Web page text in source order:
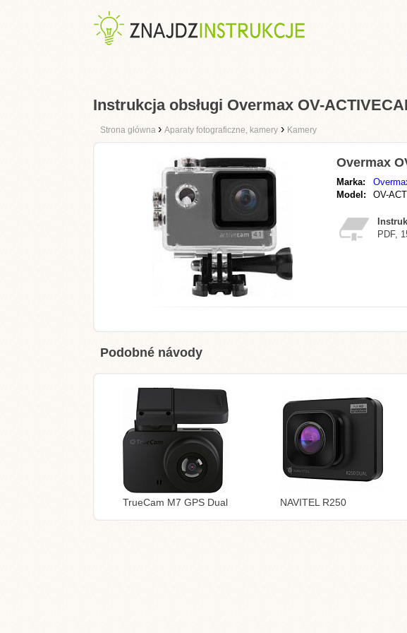
Instrukcja obsługi Overmax OV-
Strona główna › Aparaty fotograficzne, kamery › Kamery
Overmax
Marka:
Model:
OV-
PDF,
Podobné návody
TrueCam M7 GPS Dual NAVITEL R250